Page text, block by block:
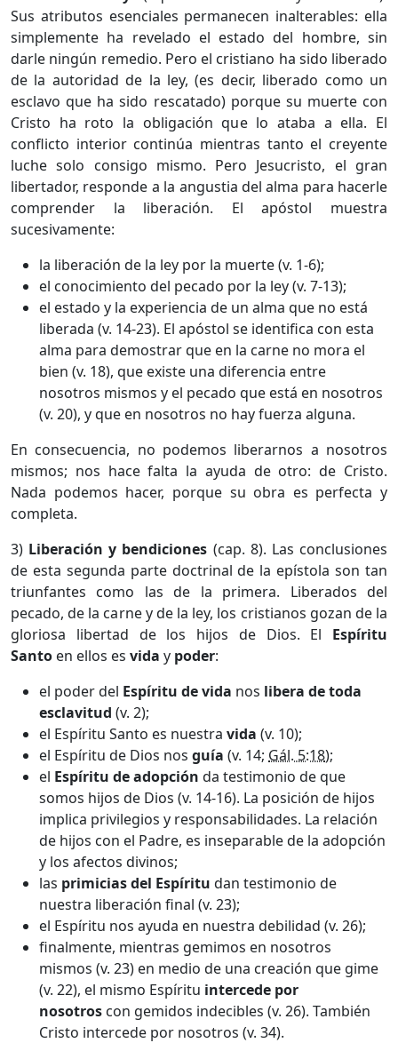
Sus atributos esenciales permanecen inalterables: ella
simplemente ha revelado el estado del hombre, sin
darle ningún remedio. Pero el cristiano ha sido liberado
de la autoridad de la ley, (es decir, liberado como un
esclavo que ha sido rescatado) porque su muerte con
Cristo ha roto la obligación que lo ataba a ella. El
conflicto interior continúa mientras tanto el creyente
luche solo consigo mismo. Pero Jesucristo, el gran
libertador, responde a la angustia del alma para hacerle
comprender la liberación. El apóstol muestra
sucesivamente:
la liberación de la ley por la muerte (v. 1-6);
el conocimiento del pecado por la ley (v. 7-13);
el estado y la experiencia de un alma que no está
liberada (v. 14-23). El apóstol se identifica con esta
alma para demostrar que en la carne no mora el
bien (v. 18), que existe una diferencia entre
nosotros mismos y el pecado que está en nosotros
(v. 20), y que en nosotros no hay fuerza alguna.
En consecuencia, no podemos liberarnos a nosotros
mismos; nos hace falta la ayuda de otro: de Cristo.
Nada podemos hacer, porque su obra es perfecta y
completa.
3) Liberación y bendiciones (cap. 8). Las conclusiones
de esta segunda parte doctrinal de la epístola son tan
triunfantes como las de la primera. Liberados del
pecado, de la carne y de la ley, los cristianos gozan de la
gloriosa libertad de los hijos de Dios. El Espíritu
Santo en ellos es vida y poder:
el poder del Espíritu de vida nos libera de toda
esclavitud (v. 2);
el Espíritu Santo es nuestra vida (v. 10);
el Espíritu de Dios nos guía (v. 14; Gál. 5:18);
el Espíritu de adopción da testimonio de que
somos hijos de Dios (v. 14-16). La posición de hijos
implica privilegios y responsabilidades. La relación
de hijos con el Padre, es inseparable de la adopción
y los afectos divinos;
las primicias del Espíritu dan testimonio de
nuestra liberación final (v. 23);
el Espíritu nos ayuda en nuestra debilidad (v. 26);
finalmente, mientras gemimos en nosotros
mismos (v. 23) en medio de una creación que gime
(v. 22), el mismo Espíritu intercede por
nosotros con gemidos indecibles (v. 26). También
Cristo intercede por nosotros (v. 34).